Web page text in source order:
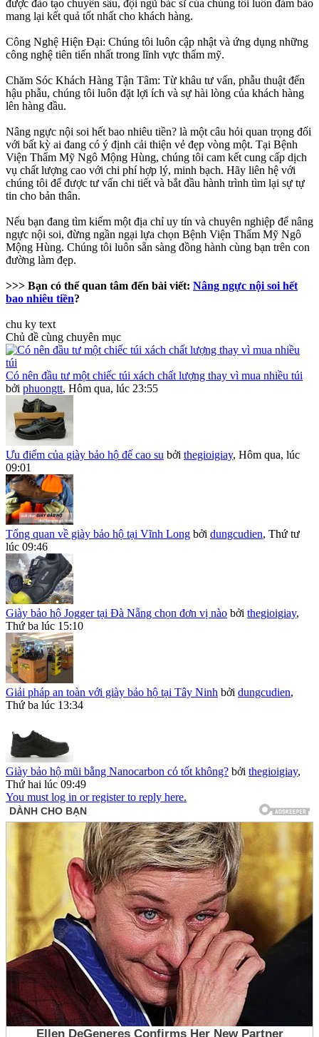
được đào tạo chuyên sâu, đội ngũ bác sĩ của chúng tôi luôn đảm bảo
mang lại kết quả tốt nhất cho khách hàng.
Công Nghệ Hiện Đại: Chúng tôi luôn cập nhật và ứng dụng những
công nghệ tiên tiến nhất trong lĩnh vực thẩm mỹ.
Chăm Sóc Khách Hàng Tận Tâm: Từ khâu tư vấn, phẫu thuật đến
hậu phẫu, chúng tôi luôn đặt lợi ích và sự hài lòng của khách hàng
lên hàng đầu.
Nâng ngực nội soi hết bao nhiêu tiền? là một câu hỏi quan trọng đối
với bất kỳ ai đang có ý định cải thiện vẻ đẹp vòng một. Tại Bệnh
Viện Thẩm Mỹ Ngô Mộng Hùng, chúng tôi cam kết cung cấp dịch
vụ chất lượng cao với chi phí hợp lý, minh bạch. Hãy liên hệ với
chúng tôi để được tư vấn chi tiết và bắt đầu hành trình tìm lại sự tự
tin cho bản thân.
Nếu bạn đang tìm kiếm một địa chỉ uy tín và chuyên nghiệp để nâng
ngực nội soi, đừng ngần ngại lựa chọn Bệnh Viện Thẩm Mỹ Ngô
Mộng Hùng. Chúng tôi luôn sẵn sàng đồng hành cùng bạn trên con
đường làm đẹp.
>>> Bạn có thể quan tâm đến bài viết: Nâng ngực nội soi hết
bao nhiêu tiền?
chu ky text
Chủ đề cùng chuyên mục
Có nên đầu tư một chiếc túi xách chất lượng thay vì mua nhiều túi
bởi phuongtt, Hôm qua, lúc 23:55
Ưu điểm của giày bảo hộ đế cao su bởi thegioigiay, Hôm qua, lúc
09:01
Tổng quan về giày bảo hộ tại Vĩnh Long bởi dungcudien, Thứ tư
lúc 09:46
Giày bảo hộ Jogger tại Đà Nẵng chọn đơn vị nào bởi thegioigiay,
Thứ ba lúc 15:10
Giải pháp an toàn với giày bảo hộ tại Tây Ninh bởi dungcudien,
Thứ ba lúc 13:34
Giày bảo hộ mũi bằng Nanocarbon có tốt không? bởi thegioigiay,
Thứ hai lúc 09:49
You must log in or register to reply here.